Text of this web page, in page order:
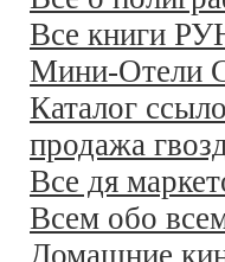
Все книги
Мини-Отели
Каталог
продажа
Все дя
Всем обо
Домашние